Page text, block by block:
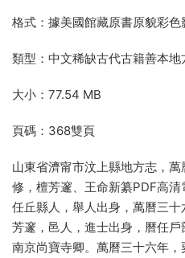
格式：據美國館藏原書原貌彩
類型：中文稀缺古代古籍善本
大小：77.54 MB
頁碼：368雙頁
山東省濟甯市汶上縣地方志，
修，檀芳邃、王命新纂PDF高清
任丘縣人，舉人出身，萬曆三
芳邃，邑人，進士出身，曆任
南京尚寶寺卿。萬曆三十六年，